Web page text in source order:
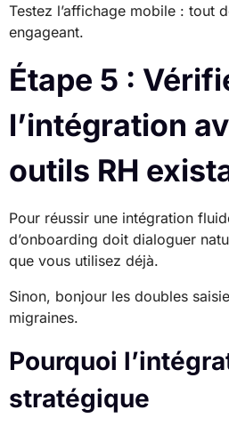
Testez l’affichage mobile : tout
engageant.
Étape 5 :
l’intégration
outils RH
Pour réussir une intégration
d’onboarding doit dialoguer
que vous utilisez déjà.
Sinon, bonjour les doubles
migraines.
Pourquoi
stratégique